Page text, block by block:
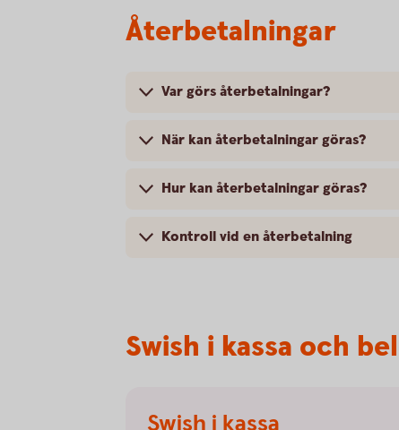
Återbetalningar
Var görs återbetalningar?
När kan återbetalningar göras?
Hur kan återbetalningar göras?
Kontroll vid en återbetalning
Swish i kassa och
Swish i kassa